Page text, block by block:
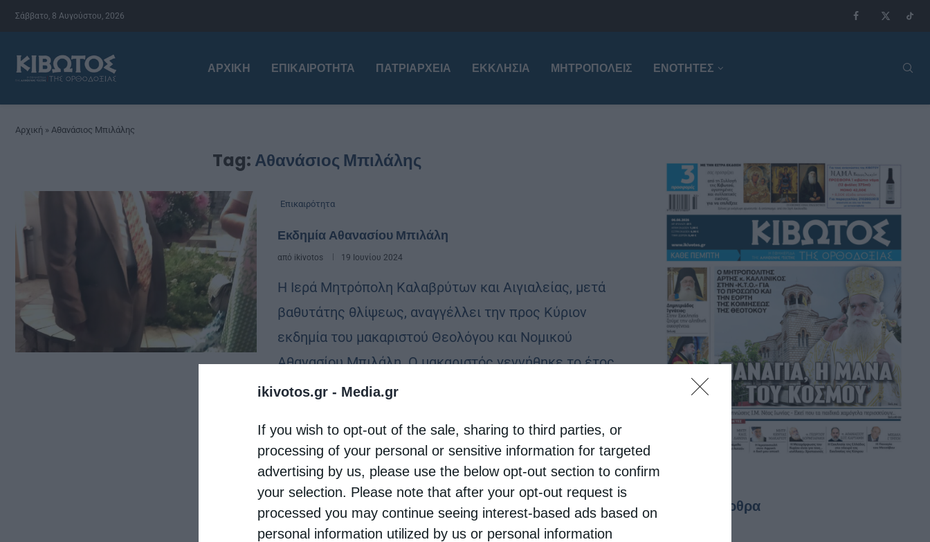
ikivotos.gr - Media.gr
If you wish to opt-out of the sale, sharing to third parties, or
processing of your personal or sensitive information for targeted
advertising by us, please use the below opt-out section to confirm
your selection. Please note that after your opt-out request is
processed you may continue seeing interest-based ads based on
personal information utilized by us or personal information
Σάββατο, 8 Αυγούστου, 2026
ΑΡΧΙΚΉ ΕΠΙΚΑΙΡΌΤΗΤΑ ΠΑΤΡΙΑΡΧΕΊΑ ΕΚΚΛΗΣΊΑ ΜΗΤΡΟΠΌΛΕΙΣ ΕΝΟΤΗΤΕΣ
Αρχική » Αθανάσιος Μπιλάλης
Tag: Αθανάσιος Μπιλάλης
Επικαιρότητα
Εκδημία Αθανασίου Μπιλάλη
από ikivotos 19 Ιουνίου 2024
Η Ιερά Μητρόπολη Καλαβρύτων και Αιγιαλείας, μετά
βαθυτάτης θλίψεως, αναγγέλλει την προς Κύριον
εκδημία του μακαριστού Θεολόγου και Νομικού
Αθανασίου Μπιλάλη. Ο μακαριστός γεννήθηκε το έτος
1938 στο χωριό Μηλιές Ολυμπίας …
Τελευταία άρθρα